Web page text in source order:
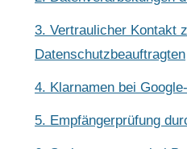
3. Vertraulicher Kontakt
Datenschutzbeauftragten
4. Klarnamen bei
5. Empfängerprüfung